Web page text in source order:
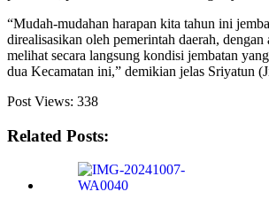
“Mudah-mudahan harapan kita tahun ini
direalisasikan oleh pemerintah daerah, dengan
melihat secara langsung kondisi jembatan
dua Kecamatan ini,” demikian jelas Sriyatun
Post Views: 338
Related Posts: